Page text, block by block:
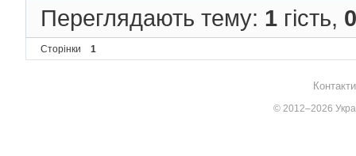
Переглядають тему: 1 гість, 0
Сторінки 1
© 2012–2026